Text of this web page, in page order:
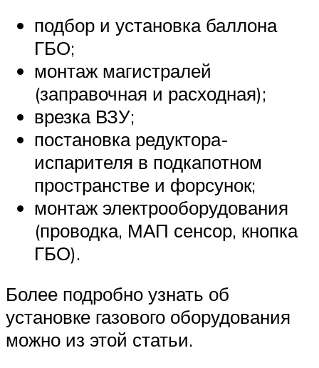
подбор и установка баллона
ГБО;
монтаж магистралей
(заправочная и расходная);
врезка ВЗУ;
постановка редуктора-
испарителя в подкапотном
пространстве и форсунок;
монтаж электрооборудования
(проводка, МАП сенсор, кнопка
ГБО).
Более подробно узнать об
установке газового оборудования
можно из этой статьи.